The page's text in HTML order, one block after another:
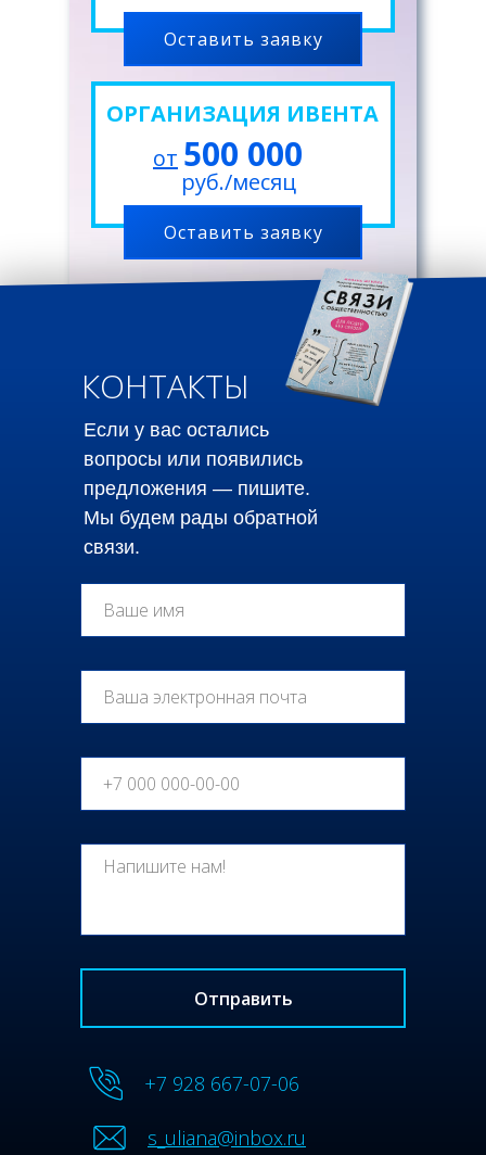
Оставить заявку
руб./месяц
500 000
ОРГАНИЗАЦИЯ ИВЕНТА
от
Оставить заявку
КОНТАКТЫ
Отправить
Если у вас остались
вопросы или появились
предложения — пишите.
Мы будем рады обратной
связи.
s_uliana@inbox.ru
+7 928 667-07-06